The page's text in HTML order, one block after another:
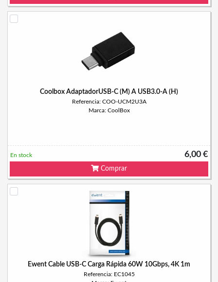
Coolbox AdaptadorUSB-C (M) A USB3.0-A (H)
Referencia: COO-UCM2U3A
Marca: CoolBox
6,00 €
En stock
Comprar
Ewent Cable USB-C Carga Rápida 60W 10Gbps, 4K 1m
Referencia: EC1045